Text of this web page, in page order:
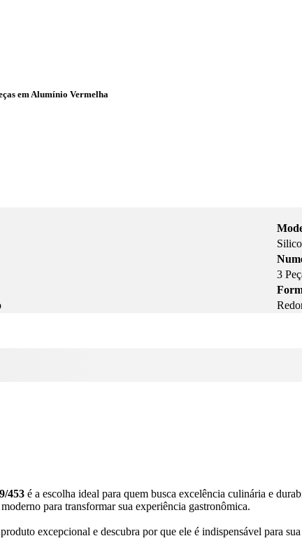
em Alumínio Vermelha
3
453 é a escolha ideal para quem busca excelência culinária e
para transformar sua experiência gastronômica.
excepcional e descubra por que ele é indispensável para